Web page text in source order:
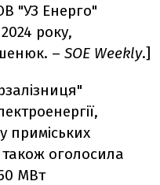
"УЗ Енерго"
року,
– SOE Weekly.]
приміських
також оголосила
МВт